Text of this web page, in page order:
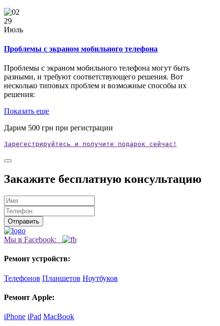
29
Июль
Проблемы с экраном мобильного телефона
Проблемы с экраном мобильного телефона могут быть
разными, и требуют соответствующего решения. Вот
несколько типовых проблем и возможные способы их
решения:
Показать еще
Дарим 500 грн при регистрации
Зарегестрируйтесь и получите подарок сейчас!
Закажите бесплатную консультацию
Мы в Facebook:
Ремонт устройств:
Телефонов Планшетов Ноутбуков
Ремонт Apple:
iPhone iPad MacBook